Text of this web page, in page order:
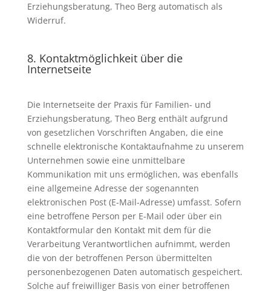
Erziehungsberatung, Theo Berg automatisch als
Widerruf.
8. Kontaktmöglichkeit über die
Internetseite
Die Internetseite der Praxis für Familien- und
Erziehungsberatung, Theo Berg enthält aufgrund
von gesetzlichen Vorschriften Angaben, die eine
schnelle elektronische Kontaktaufnahme zu unserem
Unternehmen sowie eine unmittelbare
Kommunikation mit uns ermöglichen, was ebenfalls
eine allgemeine Adresse der sogenannten
elektronischen Post (E-Mail-Adresse) umfasst. Sofern
eine betroffene Person per E-Mail oder über ein
Kontaktformular den Kontakt mit dem für die
Verarbeitung Verantwortlichen aufnimmt, werden
die von der betroffenen Person übermittelten
personenbezogenen Daten automatisch gespeichert.
Solche auf freiwilliger Basis von einer betroffenen